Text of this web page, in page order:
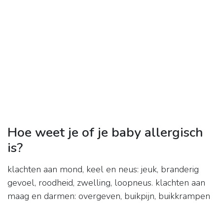
Hoe weet je of je baby allergisch
is?
klachten aan mond, keel en neus: jeuk, branderig
gevoel, roodheid, zwelling, loopneus. klachten aan
maag en darmen: overgeven, buikpijn, buikkrampen